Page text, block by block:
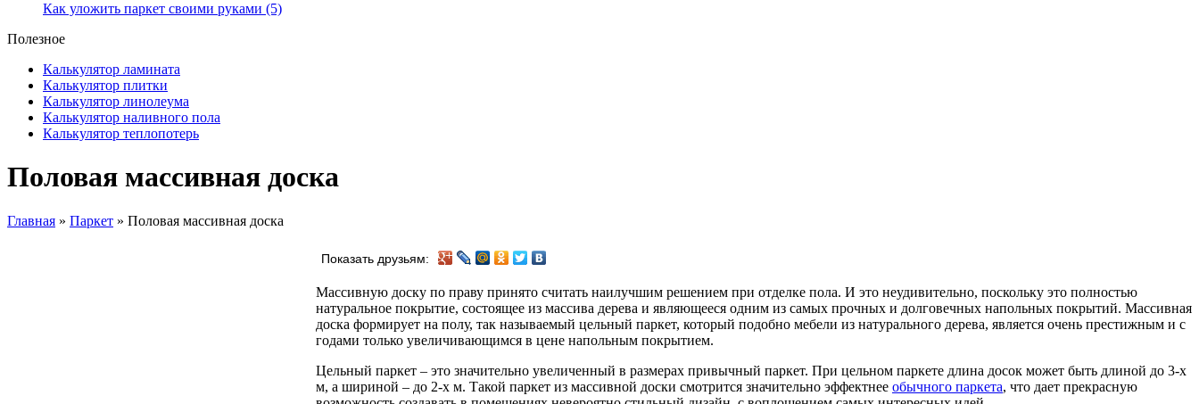
Как уложить паркет своими руками (5)
Полезное
Калькулятор ламината
Калькулятор плитки
Калькулятор линолеума
Калькулятор наливного пола
Калькулятор теплопотерь
Половая массивная доска
Главная » Паркет » Половая массивная доска
Показать друзьям:
Массивную доску по праву принято считать наилучшим решением при отделке пола. И это неудивительно, поскольку это полностью
натуральное покрытие, состоящее из массива дерева и являющееся одним из самых прочных и долговечных напольных покрытий. Массивная
доска формирует на полу, так называемый цельный паркет, который подобно мебели из натурального дерева, является очень престижным и с
годами только увеличивающимся в цене напольным покрытием.
Цельный паркет – это значительно увеличенный в размерах привычный паркет. При цельном паркете длина досок может быть длиной до 3-х
м, а шириной – до 2-х м. Такой паркет из массивной доски смотрится значительно эффектнее обычного паркета, что дает прекрасную